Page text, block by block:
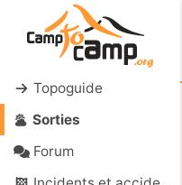
Topoguide
Sorties
Forum